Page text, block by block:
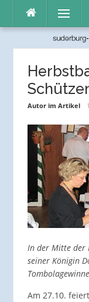
Inhalt
Menü
Autor im Artikel
In der Mitte der
seiner Königin
Am 27.10.